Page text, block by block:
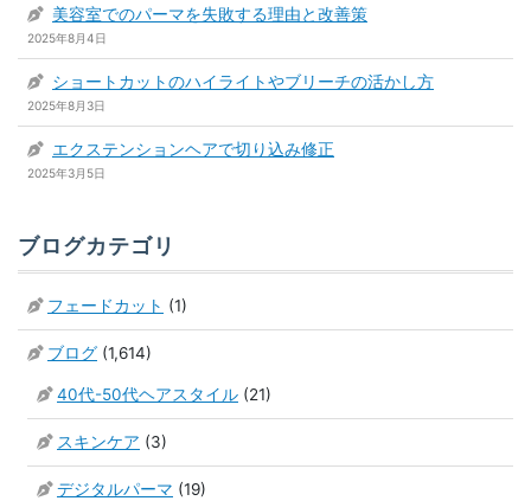
美容室でのパーマを失敗する理由と改善策
2025年8月4日
ショートカットのハイライトやブリーチの活かし方
2025年8月3日
エクステンションヘアで切り込み修正
2025年3月5日
ブログカテゴリ
フェードカット (1)
ブログ (1,614)
40代-50代ヘアスタイル (21)
スキンケア (3)
デジタルパーマ (19)